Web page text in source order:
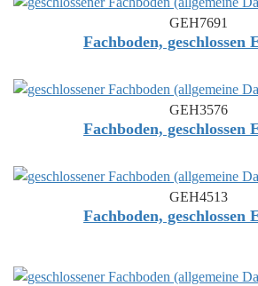
GEH7691
Fachboden, geschlossen
GEH3576
Fachboden, geschlossen
GEH4513
Fachboden, geschlossen